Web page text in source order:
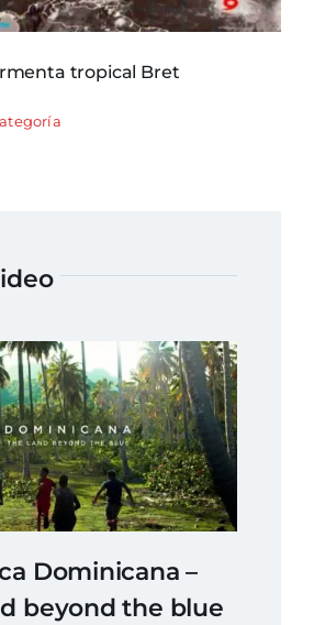
tropical Bret
Dominicana –
beyond the blue